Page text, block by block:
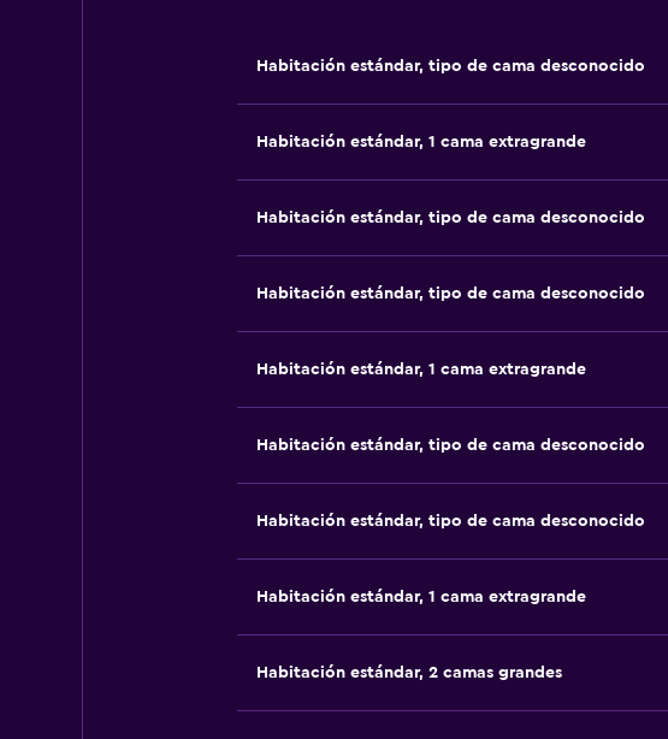
Habitación estándar, tipo de cama desconocido
Habitación estándar, 1 cama extragrande
Habitación estándar, tipo de cama desconocido
Habitación estándar, tipo de cama desconocido
Habitación estándar, 1 cama extragrande
Habitación estándar, tipo de cama desconocido
Habitación estándar, tipo de cama desconocido
Habitación estándar, 1 cama extragrande
Habitación estándar, 2 camas grandes